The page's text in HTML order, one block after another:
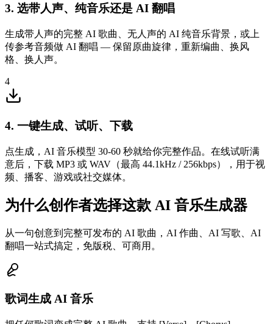
3. 选带人声、纯音乐还是 AI 翻唱
生成带人声的完整 AI 歌曲、无人声的 AI 纯音乐背景，或上
传参考音频做 AI 翻唱 — 保留原曲旋律，重新编曲、换风
格、换人声。
4
4. 一键生成、试听、下载
点生成，AI 音乐模型 30-60 秒就给你完整作品。在线试听满
意后，下载 MP3 或 WAV（最高 44.1kHz / 256kbps），用于视
频、播客、游戏或社交媒体。
为什么创作者选择这款 AI 音乐生成器
从一句创意到完整可发布的 AI 歌曲，AI 作曲、AI 写歌、AI
翻唱一站式搞定，免版税、可商用。
歌词生成 AI 音乐